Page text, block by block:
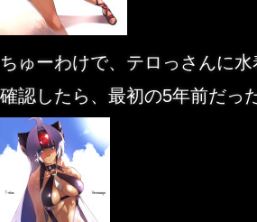
ちゅーわけで、テロっさんに
確認したら、最初の5年前だっ